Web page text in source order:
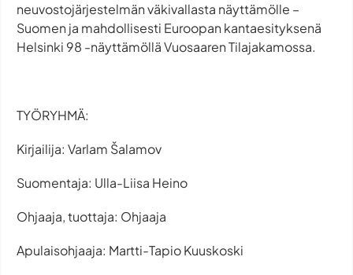
neuvostojärjestelmän väkivallasta näyttämölle –
Suomen ja mahdollisesti Euroopan kantaesityksenä
Helsinki 98 -näyttämöllä Vuosaaren Tilajakamossa.
TYÖRYHMÄ:
Kirjailija: Varlam Šalamov
Suomentaja: Ulla-Liisa Heino
Ohjaaja, tuottaja: Ohjaaja
Apulaisohjaaja: Martti-Tapio Kuuskoski